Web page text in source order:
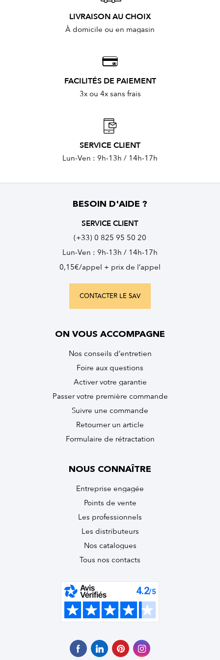
LIVRAISON AU CHOIX
À domicile ou en magasin
FACILITÉS DE PAIEMENT
3x ou 4x sans frais
SERVICE CLIENT
Lun-Ven : 9h-13h / 14h-17h
BESOIN D'AIDE ?
SERVICE CLIENT
(+33) 0 825 95 50 20
Lun-Ven : 9h-13h / 14h-17h
0,15€/appel + prix de l’appel
CONTACTER LE SAV
ON VOUS ACCOMPAGNE
Nos conseils d’entretien
Foire aux questions
Activer votre garantie
Passer votre première commande
Suivre une commande
Retourner un article
Formulaire de rétractation
NOUS CONNAÎTRE
Entreprise engagée
Points de vente
Les professionnels
Les distributeurs
Nos catalogues
Tous nos contacts